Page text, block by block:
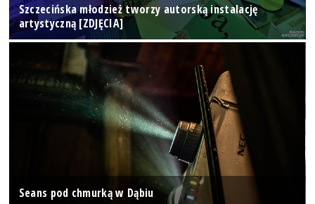
Szczecińska młodzież tworzy autorską instalację
artystyczną [ZDJĘCIA]
Seans pod chmurką w Dąbiu